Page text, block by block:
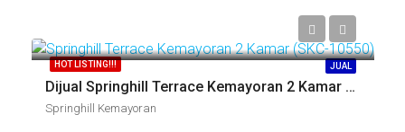
HOT LISTING!!! JUAL
Dijual Springhill Terrace Kemayoran 2 Kamar (SKC-10550)
Springhill Kemayoran